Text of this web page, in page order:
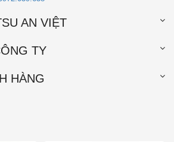
AN VIỆT
TY
HÀNG